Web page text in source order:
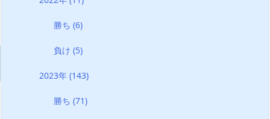
勝ち(6)
負け(5)
2023年 (143)
勝ち(71)